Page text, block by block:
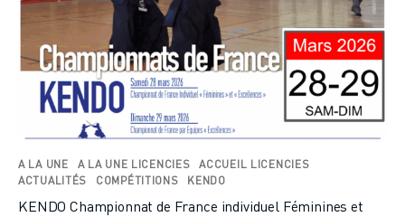
A LA UNE A LA UNE LICENCIES
ACCUEIL LICENCIES
ACTUALITÉS
COMPÉTITIONS KENDO
KENDO Championnat de France individuel Féminines et